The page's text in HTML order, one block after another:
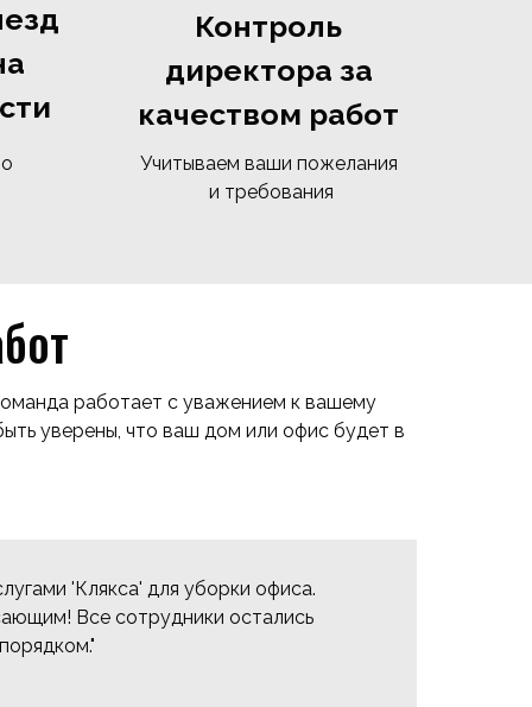
Контроль
директора за
качеством работ
Учитываем ваши пожелания
и требования
работает с уважением к вашему
уверены, что ваш дом или офис будет в
'Клякса' для уборки офиса.
Все сотрудники остались